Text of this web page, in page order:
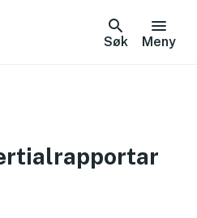
Søk Meny